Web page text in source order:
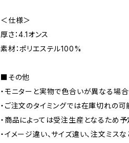
＜仕様＞
厚さ：4.1オンス
素材：ポリエステル100%
■その他
・モニターと実物で色合いが異なる場合
・ご注文のタイミングでは在庫切れの可
・商品によっては受注生産となるため
・イメージ違い、サイズ違い、注文ミス